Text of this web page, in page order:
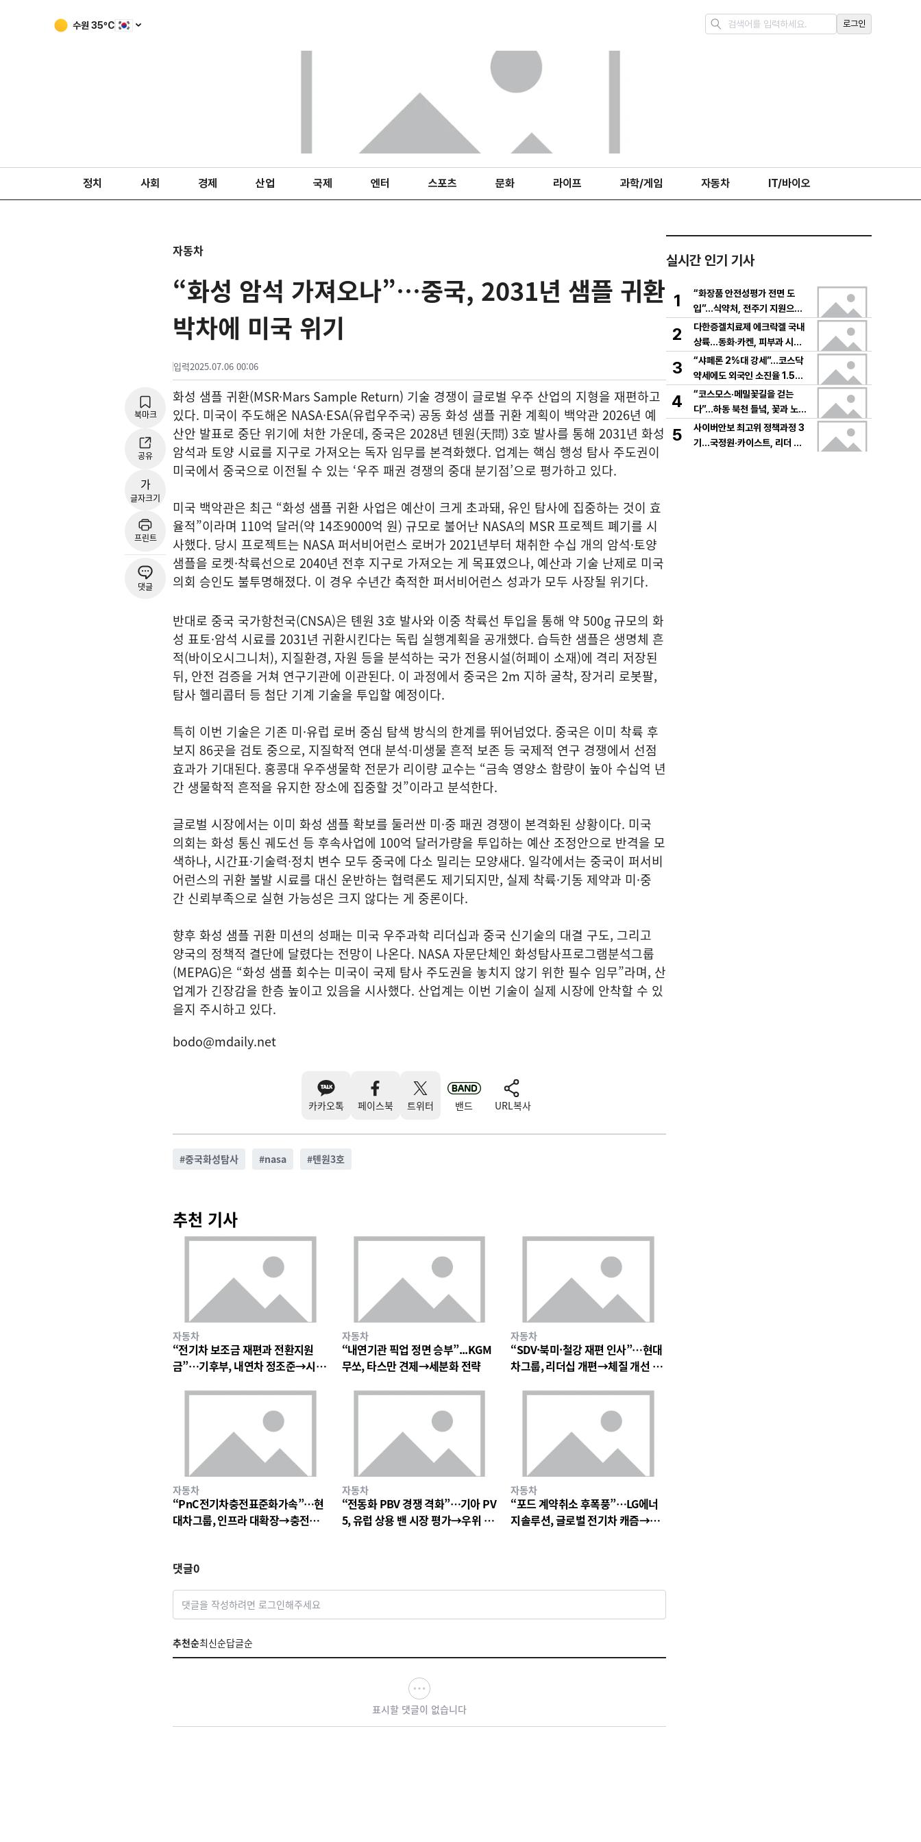
수원 35ºC 로그인
정치 사회 경제 산업 국제 엔터 스포츠 문화 라이프 과학/게임 자동차 IT/바이오
자동차
“화성 암석 가져오나”…중국, 2031년 샘플 귀환
박차에 미국 위기
입력2025.07.06 00:06
북마크
공유
가
글자크기
프린트
댓글
화성 샘플 귀환(MSR·Mars Sample Return) 기술 경쟁이 글로벌 우주 산업의 지형을 재편하고
있다. 미국이 주도해온 NASA·ESA(유럽우주국) 공동 화성 샘플 귀환 계획이 백악관 2026년 예
산안 발표로 중단 위기에 처한 가운데, 중국은 2028년 톈원(天問) 3호 발사를 통해 2031년 화성
암석과 토양 시료를 지구로 가져오는 독자 임무를 본격화했다. 업계는 핵심 행성 탐사 주도권이
미국에서 중국으로 이전될 수 있는 ‘우주 패권 경쟁의 중대 분기점’으로 평가하고 있다.
미국 백악관은 최근 “화성 샘플 귀환 사업은 예산이 크게 초과돼, 유인 탐사에 집중하는 것이 효
율적”이라며 110억 달러(약 14조9000억 원) 규모로 불어난 NASA의 MSR 프로젝트 폐기를 시
사했다. 당시 프로젝트는 NASA 퍼서비어런스 로버가 2021년부터 채취한 수십 개의 암석·토양
샘플을 로켓·착륙선으로 2040년 전후 지구로 가져오는 게 목표였으나, 예산과 기술 난제로 미국
의회 승인도 불투명해졌다. 이 경우 수년간 축적한 퍼서비어런스 성과가 모두 사장될 위기다.
반대로 중국 국가항천국(CNSA)은 톈원 3호 발사와 이중 착륙선 투입을 통해 약 500g 규모의 화
성 표토·암석 시료를 2031년 귀환시킨다는 독립 실행계획을 공개했다. 습득한 샘플은 생명체 흔
적(바이오시그니처), 지질환경, 자원 등을 분석하는 국가 전용시설(허페이 소재)에 격리 저장된
뒤, 안전 검증을 거쳐 연구기관에 이관된다. 이 과정에서 중국은 2m 지하 굴착, 장거리 로봇팔,
탐사 헬리콥터 등 첨단 기계 기술을 투입할 예정이다.
특히 이번 기술은 기존 미·유럽 로버 중심 탐색 방식의 한계를 뛰어넘었다. 중국은 이미 착륙 후
보지 86곳을 검토 중으로, 지질학적 연대 분석·미생물 흔적 보존 등 국제적 연구 경쟁에서 선점
효과가 기대된다. 홍콩대 우주생물학 전문가 리이량 교수는 “금속 영양소 함량이 높아 수십억 년
간 생물학적 흔적을 유지한 장소에 집중할 것”이라고 분석한다.
글로벌 시장에서는 이미 화성 샘플 확보를 둘러싼 미·중 패권 경쟁이 본격화된 상황이다. 미국
의회는 화성 통신 궤도선 등 후속사업에 100억 달러가량을 투입하는 예산 조정안으로 반격을 모
색하나, 시간표·기술력·정치 변수 모두 중국에 다소 밀리는 모양새다. 일각에서는 중국이 퍼서비
어런스의 귀환 불발 시료를 대신 운반하는 협력론도 제기되지만, 실제 착륙·기동 제약과 미·중
간 신뢰부족으로 실현 가능성은 크지 않다는 게 중론이다.
향후 화성 샘플 귀환 미션의 성패는 미국 우주과학 리더십과 중국 신기술의 대결 구도, 그리고
양국의 정책적 결단에 달렸다는 전망이 나온다. NASA 자문단체인 화성탐사프로그램분석그룹
(MEPAG)은 “화성 샘플 회수는 미국이 국제 탐사 주도권을 놓치지 않기 위한 필수 임무”라며, 산
업계가 긴장감을 한층 높이고 있음을 시사했다. 산업계는 이번 기술이 실제 시장에 안착할 수 있
을지 주시하고 있다.
bodo@mdaily.net
카카오톡 페이스북 트위터 밴드 URL복사
#중국화성탐사 #nasa #톈원3호
추천 기사
자동차
“전기차 보조금 재편과 전환지원
금”…기후부, 내연차 정조준→시장
자동차
“내연기관 픽업 정면 승부”...KGM
무쏘, 타스만 견제→세분화 전략
자동차
“SDV·북미·철강 재편 인사”…현대
차그룹, 리더십 개편→체질 개선 가
자동차
“PnC전기차충전표준화가속”…현
대차그룹, 인프라 대확장→충전경
자동차
“전동화 PBV 경쟁 격화”…기아 PV
5, 유럽 상용 밴 시장 평가→우위 확
자동차
“포드 계약취소 후폭풍”…LG에너
지솔루션, 글로벌 전기차 캐즘→위
댓글0
댓글을 작성하려면 로그인해주세요
추천순최신순답글순
표시할 댓글이 없습니다
실시간 인기 기사
1
“화장품 안전성평가 전면 도
입”…식약처, 전주기 지원으로
K뷰티 고도화
2
다한증겔치료제 에크락겔 국내
상륙…동화·카켄, 피부과 시장
공략
3
“샤페론 2%대 강세”…코스닥
약세에도 외국인 소진율 1.5
9% 기록
4
“코스모스·메밀꽃길을 걷는
다”…하동 북천 들녘, 꽃과 노래
로 물드는 가을의 하루
5
사이버안보 최고위 정책과정 3
기…국정원·카이스트, 리더 안